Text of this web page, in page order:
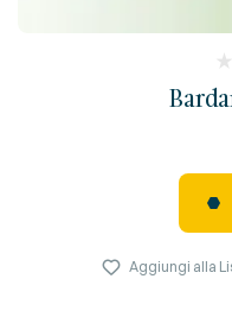
Aggiungi alla